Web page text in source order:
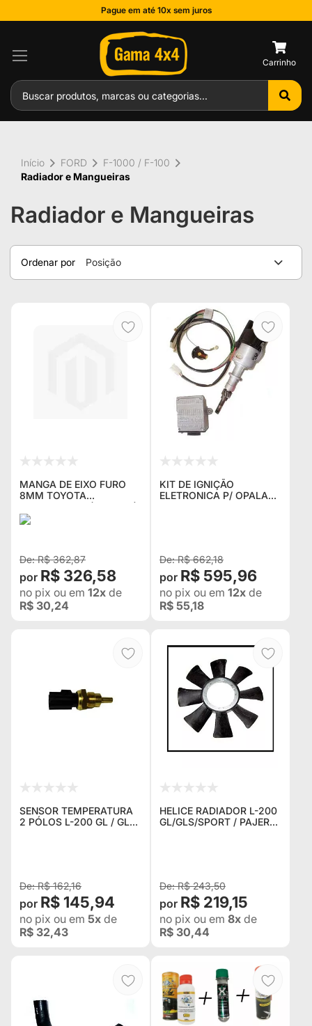
Pague em até 10x sem juros
Radiador e Mangueiras
Ordenar por Posição
MANGA DE EIXO FURO
8MM TOYOTA
BANDEIRANTE (KPT-553)
(Nº ORIGINAL 43431-
98001)
R$ 362,87
R$ 326,58
no pix ou em 12x de
R$ 30,24
KIT DE IGNIÇÃO
ELETRONICA P/ OPALA
R$ 662,18
R$ 595,96
no pix ou em 12x de
R$ 55,18
SENSOR TEMPERATURA
2 PÓLOS L-200 GL / GLS
R$ 162,16
R$ 145,94
no pix ou em 5x de
R$ 32,43
HELICE RADIADOR L-200
GL/GLS/SPORT / PAJERO
R$ 243,50
R$ 219,15
no pix ou em 8x de
R$ 30,44
Início FORD
F-1000 / F-100
Radiador e Mangueiras